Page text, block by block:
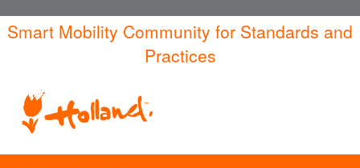
Overslaan
en
inhoud
gaan
Smart Mobility Community for Standards and
Practices